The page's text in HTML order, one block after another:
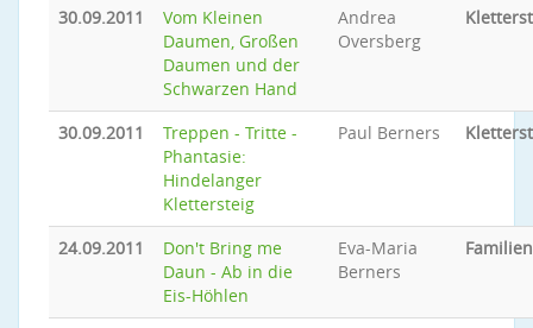
30.09.2011
Vom Kleinen
Daumen, Großen
Daumen und der
Schwarzen Hand
Andrea
Oversberg
30.09.2011
Treppen - Tritte -
Phantasie:
Hindelanger
Klettersteig
Paul Berners
24.09.2011
Don't Bring me
Daun - Ab in die
Eis-Höhlen
Eva-Maria
Berners